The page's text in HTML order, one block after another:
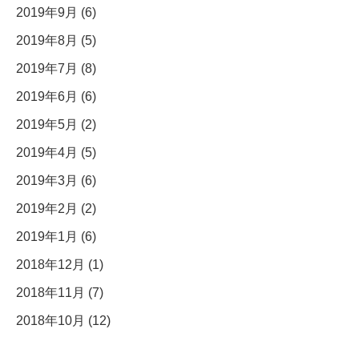
2019年9月 (6)
2019年8月 (5)
2019年7月 (8)
2019年6月 (6)
2019年5月 (2)
2019年4月 (5)
2019年3月 (6)
2019年2月 (2)
2019年1月 (6)
2018年12月 (1)
2018年11月 (7)
2018年10月 (12)